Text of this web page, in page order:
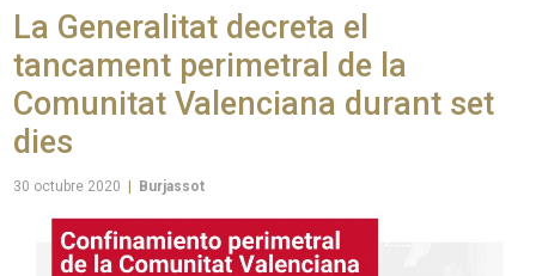
La Generalitat decreta el
tancament perimetral de la
Comunitat Valenciana durant set
dies
30 octubre 2020 Burjassot